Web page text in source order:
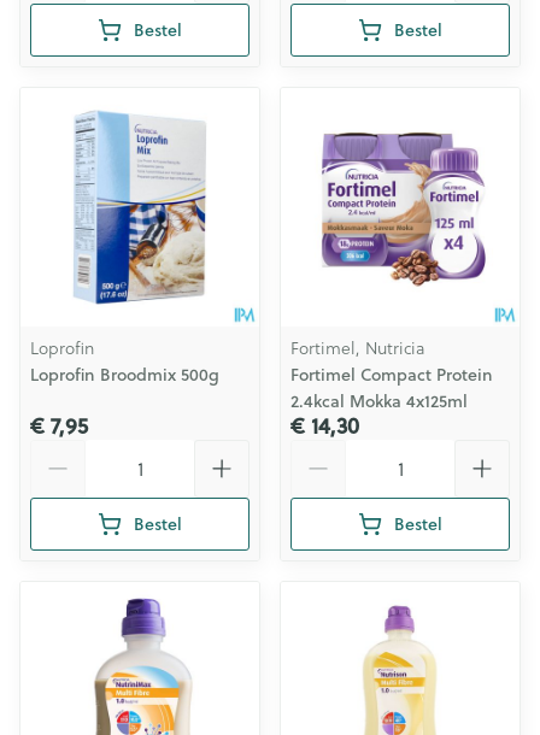
Bestel Bestel
Loprofin
Loprofin Broodmix 500g
€ 7,95
Bestel
Fortimel, Nutricia
Fortimel Compact Protein
2.4kcal Mokka 4x125ml
€ 14,30
Bestel